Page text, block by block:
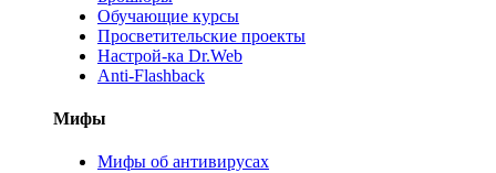
Обучающие курсы
Просветительские проекты
Настрой-ка Dr.Web
Anti-Flashback
Мифы
Мифы об антивирусах